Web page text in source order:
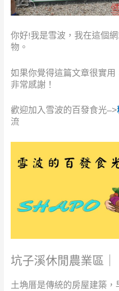
你好!我是雪波，我在這個
物。
如果你覺得這篇文章很實用
非常感謝！
歡迎加入雪波的百發食光–>
流
坑子溪休閒農業區｜
土埆厝是傳統的房屋建築